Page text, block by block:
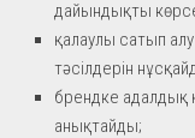
дайындықты
қалаулы сатып
тәсілдерін
брендке адалдық
анықтайды;